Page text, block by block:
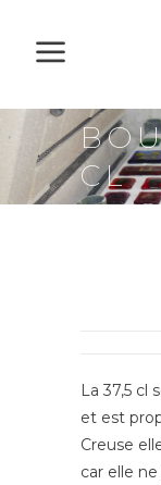
CL
La 37,5 cl
et est
Creuse
car elle